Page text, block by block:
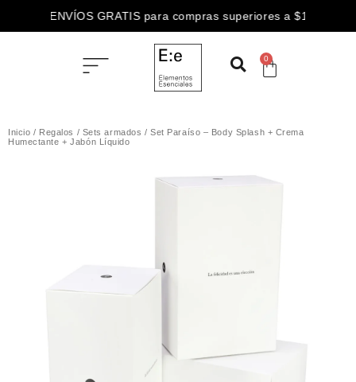
ENVÍOS GRATIS para compras superiores a $100.000
0
Inicio / Regalos / Sets armados / Set Paraíso – Body Splash + Crema
Humectante + Jabón Líquido